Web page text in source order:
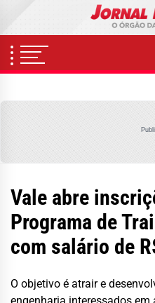
content
Vale abre
Programa de
com salário de
O objetivo é atrair e
engenharia interessados em